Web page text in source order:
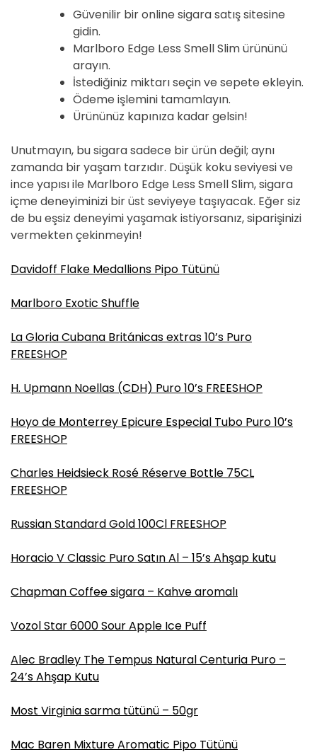
Güvenilir bir online sigara satış sitesine
gidin.
Marlboro Edge Less Smell Slim ürününü
arayın.
İstediğiniz miktarı seçin ve sepete ekleyin.
Ödeme işlemini tamamlayın.
Ürününüz kapınıza kadar gelsin!
Unutmayın, bu sigara sadece bir ürün değil; aynı
zamanda bir yaşam tarzıdır. Düşük koku seviyesi ve
ince yapısı ile Marlboro Edge Less Smell Slim, sigara
içme deneyiminizi bir üst seviyeye taşıyacak. Eğer siz
de bu eşsiz deneyimi yaşamak istiyorsanız, siparişinizi
vermekten çekinmeyin!
Davidoff Flake Medallions Pipo Tütünü
Marlboro Exotic Shuffle
La Gloria Cubana Británicas extras 10’s Puro
FREESHOP
H. Upmann Noellas (CDH) Puro 10’s FREESHOP
Hoyo de Monterrey Epicure Especial Tubo Puro 10’s
FREESHOP
Charles Heidsieck Rosé Réserve Bottle 75CL
FREESHOP
Russian Standard Gold 100Cl FREESHOP
Horacio V Classic Puro Satın Al – 15’s Ahşap kutu
Chapman Coffee sigara – Kahve aromalı
Vozol Star 6000 Sour Apple Ice Puff
Alec Bradley The Tempus Natural Centuria Puro –
24’s Ahşap Kutu
Most Virginia sarma tütünü – 50gr
Mac Baren Mixture Aromatic Pipo Tütünü